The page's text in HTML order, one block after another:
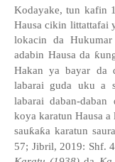
Kodayake, tun kafin
Hausa cikin littattafai
lokacin da
adabin Hausa da ƙ
Hakan ya bayar da
labarai guda uku a
labarai daban-
koya karatun Hausa
sauƙaƙa karatun
57; Jibril, 2019: Shf.